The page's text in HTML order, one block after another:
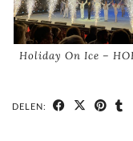
Holiday On Ice –
DELEN: